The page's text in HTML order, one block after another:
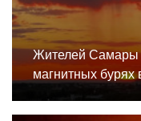
Жителей Самары
магнитных бурях